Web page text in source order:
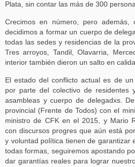
Plata, sin contar las más de 300
Crecimos en número, pero además,
decidimos a formar un cuerpo de
todas las sedes y residencias de la
Tres arroyos, Tandil, Olavarria,
interior también dieron un salto en
El estado del conflicto actual es de
por parte del colectivo de residentes
asambleas y cuerpo de delegadxs.
provincial (Frente de Todos) con el
ministro de CFK en el 2015, y Mario
con discursos progres que aún está
y voluntad política tienen de garantizar
todas formas, seguiremos apostando
dar garantías reales para lograr